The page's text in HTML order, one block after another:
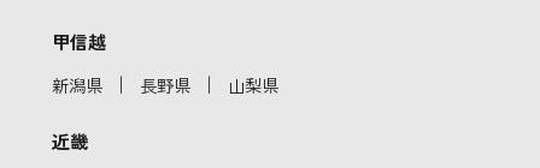
甲信越
新潟県 ｜ 長野県 ｜ 山梨県
近畿